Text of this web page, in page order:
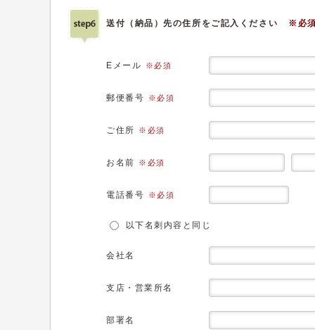
送付（納品）先の住所をご記入ください ※必
Eメール ※必須
郵便番号 ※必須
ご住所 ※必須
お名前 ※必須
電話番号 ※必須
以下名刺内容と同じ
会社名
支店・営業所名
部署名